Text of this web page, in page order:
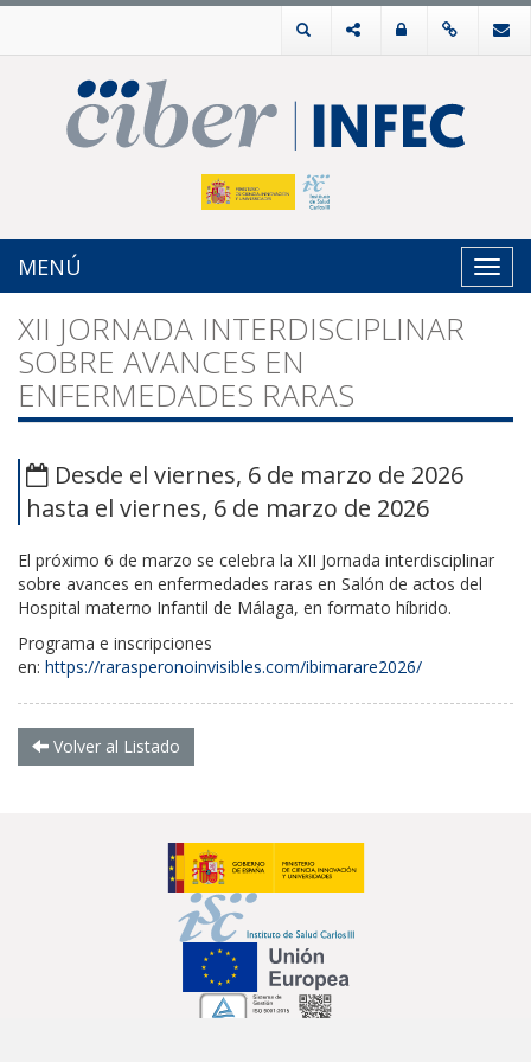
MENÚ
XII JORNADA INTERDISCIPLINAR
SOBRE AVANCES EN
ENFERMEDADES RARAS
Desde el viernes, 6 de marzo de 2026
hasta el viernes, 6 de marzo de 2026
El próximo 6 de marzo se celebra la XII Jornada interdisciplinar
sobre avances en enfermedades raras en Salón de actos del
Hospital materno Infantil de Málaga, en formato híbrido.
Programa e inscripciones
en: https://rarasperonoinvisibles.com/ibimarare2026/
Volver al Listado